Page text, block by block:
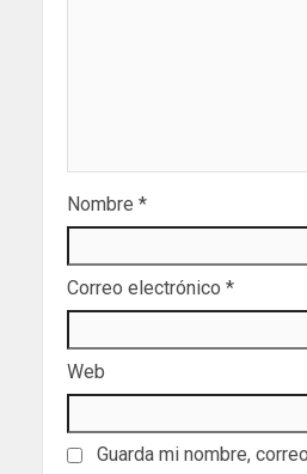
Nombre *
Correo electrónico *
Web
Guarda mi nombre,